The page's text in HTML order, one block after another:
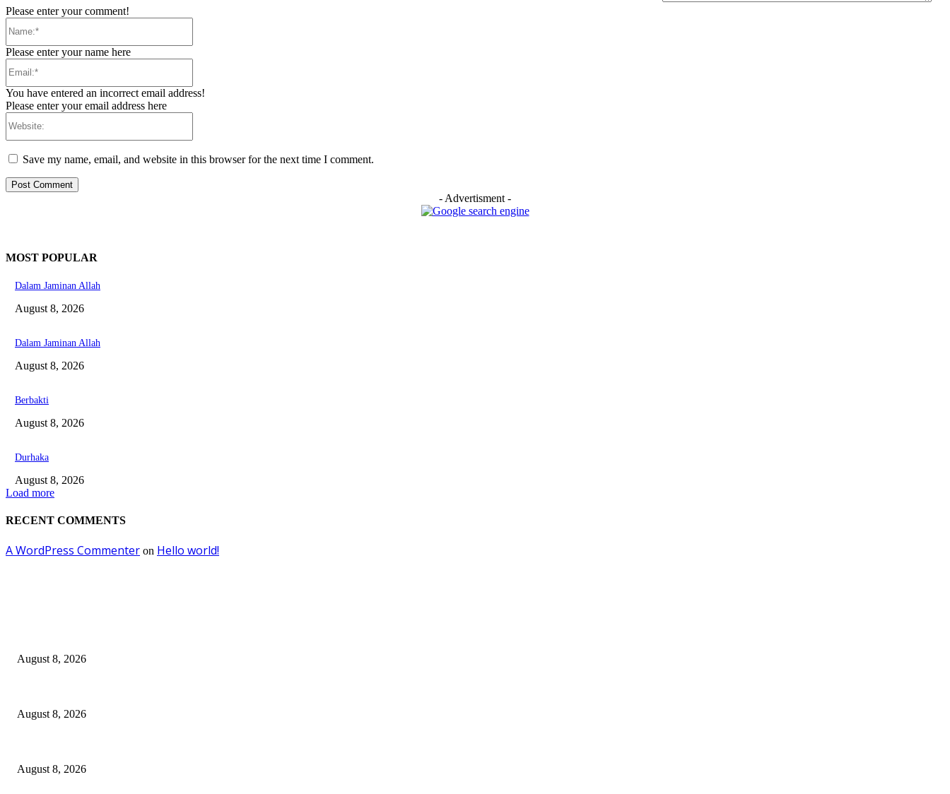
Please enter your comment!
Please enter your name here
You have entered an incorrect email address!
Please enter your email address here
Save my name, email, and website in this browser for the next time I comment.
- Advertisment -
MOST POPULAR
Dalam Jaminan Allah
August 8, 2026
Dalam Jaminan Allah
August 8, 2026
Berbakti
August 8, 2026
Durhaka
August 8, 2026
Load more
RECENT COMMENTS
A WordPress Commenter on Hello world!
August 8, 2026
August 8, 2026
August 8, 2026